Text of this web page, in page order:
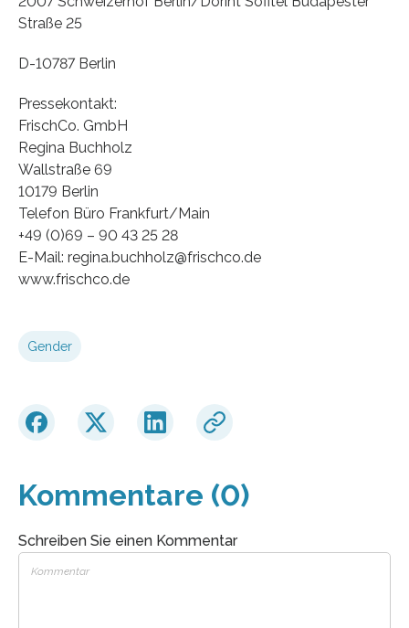
Straße 25
D-10787 Berlin
Pressekontakt:
FrischCo. GmbH
Regina Buchholz
Wallstraße 69
10179 Berlin
Telefon Büro Frankfurt/Main
+49 (0)69 – 90 43 25 28
E-Mail: regina.buchholz@frischco.de
www.frischco.de
Gender
Kommentare (0)
Schreiben Sie einen Kommentar